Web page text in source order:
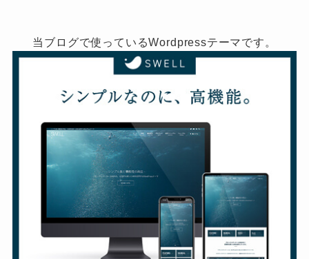
当ブログで使っているWordpressテーマです。